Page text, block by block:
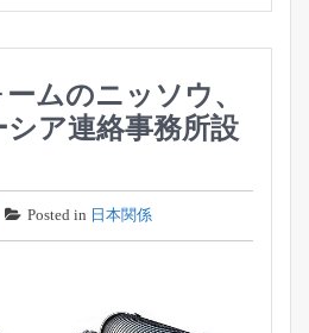
ムのニッソウ、
ア連絡事務所設
Posted in 日本関係